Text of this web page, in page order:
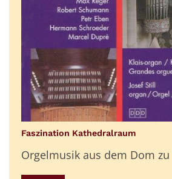
Faszination Kathedralraum
Orgelmusik aus dem Dom